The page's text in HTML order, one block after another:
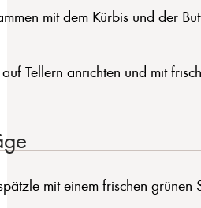
mit dem Kürbis und der
Tellern anrichten und mit
mit einem frischen